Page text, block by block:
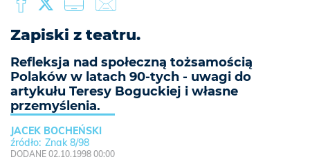
Zapiski z teatru.
Refleksja nad społeczną tożsamością
Polaków w latach 90-tych - uwagi do
artykułu Teresy Boguckiej i własne
przemyślenia.
JACEK BOCHEŃSKI
Znak 8/98
DODANE 02.10.1998 00:00